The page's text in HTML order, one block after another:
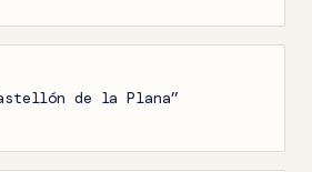
de la Plana”